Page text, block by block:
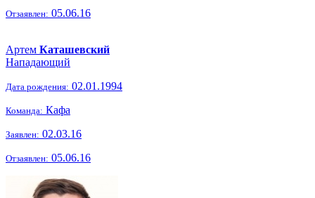
Отзаявлен: 05.06.16
Артем Каташевский
Нападающий
Дата рождения: 02.01.1994
Команда: Кафа
Заявлен: 02.03.16
Отзаявлен: 05.06.16